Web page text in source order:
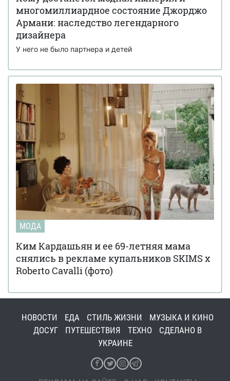
многомиллиардное состояние Джорджо
Армани: наследство легендарного
дизайнера
У него не было партнера и детей
МОДА
Ким Кардашьян и ее 69-летняя мама
снялись в рекламе купальников SKIMS x
Roberto Cavalli (фото)
НОВОСТИ ЕДА СТИЛЬ ЖИЗНИ
МУЗЫКА И КИНО
ДОСУГ
ПУТЕШЕСТВИЯ ТЕХНО
СДЕЛАНО В
УКРАИНЕ